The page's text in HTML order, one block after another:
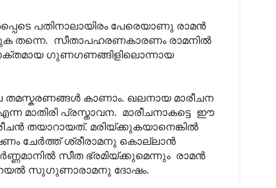
പതിനാലായിരം പേരെയാണു രാമൻ
തന്നെ. സീതാപഹരണകാരണം രാമനിൽ
ഗുണഗണങ്ങിളിലൊന്നായ
തമസ്കരണങ്ങൾ കാണാം. ഖലനായ മാരീചന
മാതിരി പ്രസ്താവന. മാരീചനാകട്ടെ ഈ
തയാറായത്. മരിയ്ക്കുകയാനെങ്കിൽ
ചേർത്ത് ശ്രീരാമനു കൊല്ലാൻ
സീത ഭ്രമിയ്ക്കുമെന്നും രാമൻ
സുഗുണാരാമനു ദോഷം.